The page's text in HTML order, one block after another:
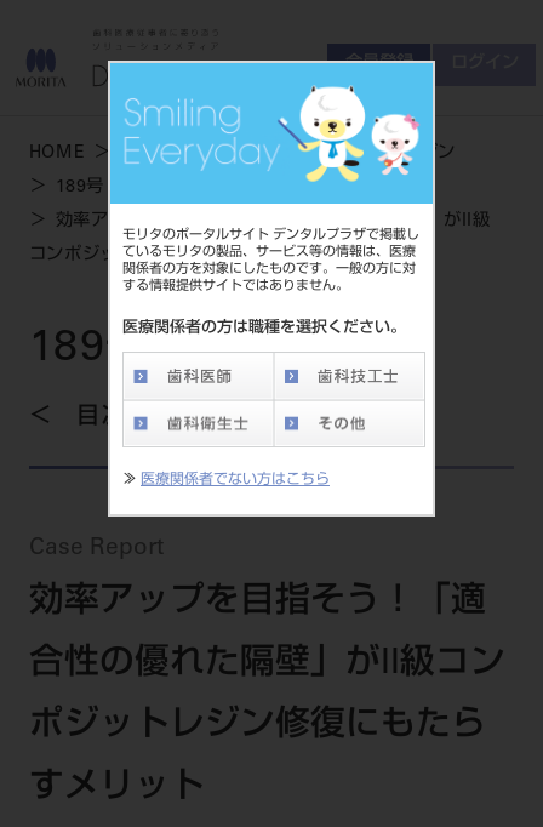
モリタのポータルサイト デンタルプラザで掲載し
ているモリタの製品、サービス等の情報は、医療
関係者の方を対象にしたものです。一般の方に対
する情報提供サイトではありません。
医療関係者の方は職種を選択ください。
≫ 医療関係者でない方はこちら
会員登録
HOME 学術・お役立ち情報
デンタルマガジン
189号 SUMMER
効率アップを目指そう！「適合性の優れた隔壁」がII級
コンポジットレジン修復にもたらすメリット
189号 SUMMER
目次を見る
Case Report
効率アップを目指そう！「適
合性の優れた隔壁」がII級コン
ポジットレジン修復にもたら
すメリット
お問い合わせ
商品について
セミナーについて
友の会について
ご開業について
会員登録 ログイン
製品情報トップ
製品カテゴリ
大型器械
チェア・ユニット関連
レーザー装置関連
その他設備機器
診療用材料
サポート情報
製品から探す
カテゴリーから探す
メーカーから探す
デジタル製品サポート
セミナー・イベント
全てのセミナー・イベント
全種別
歯科技工士
開業マニュアル
開業医インタビュー
モリタ友の会
有料会員のご案内
学術・お役立ち情報